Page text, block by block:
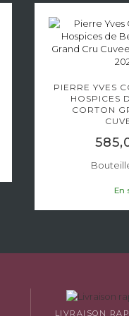
PIERRE YVES
HOSPICES
CORTON
En
LIVRAISON